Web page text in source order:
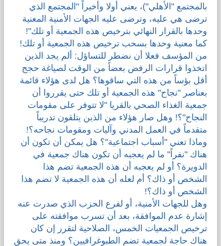
بالمجتمع "الأهلي")، يعني أولا وأخيراً "المجتمع الذي
ترضى هي عليه، وترضى عليه الجهات الأمنية المعنية
وحدها بالقرار النهائي بترخيص هذه الجمعية أو تلك"!
كما معنية وحدها بسحب ترخيص هذه الجمعية أو تلك!
من المؤسف فعلا أن نضطر للتساؤل: ألم يجد الذين
اتخذوا قرارات الرفض بعضاً من الوقت لصياغة حجج
أقل بؤساً من هذه التي ساقوها؟ هل لدى هؤلاء قائمة
بعناصر "نجاح" هذه الجمعية أو تلك حتى يقرروا أن
جمعية الغذاء الصحي بالقريا "لا تتوفر على مقومات
النجاح"؟! وهل صار هؤلاء من الذين يتلقون تدريباً
متقدماً في العمل المدني وآليات ومقومات نجاحه؟!
وماذا تعني "أسباب اجتماعية"؟ هل يمكن أن تكون أن
هناك "نفراً" ما لم يعجبه أن تكون هناك جمعية في
الدويرة؟ أو لم يعجبه أن هذه الجمعية تضم هذا
الشخص أو ذاك؟ أم لعله أن هذه الجمعية لا تضم هذا
الشخص أو ذاك؟!
وهل للجهات الأمنية، أو لفرع الحزب الذي صدرت عنه
إشارة عدم الموافقة، بعد أن تسرب موافقته على
ترخيص الجمعيات الخمس، الصلاحية لتقرر إن كان
هناك حاجة لجمعية تضم الطبوغرافيين؟ ومنذ متى يحق